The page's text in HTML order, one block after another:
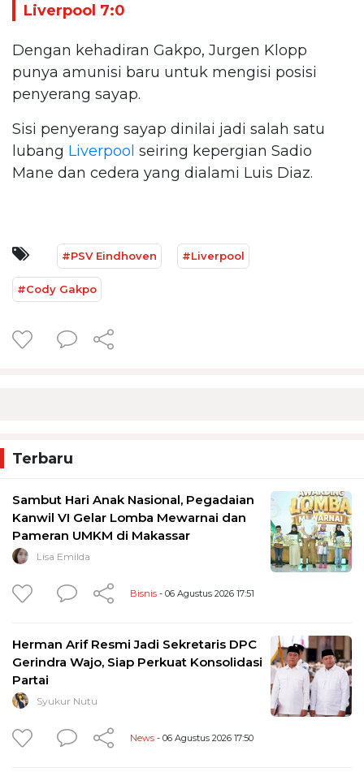
Liverpool 7:0
Dengan kehadiran Gakpo, Jurgen Klopp
punya amunisi baru untuk mengisi posisi
penyerang sayap.
Sisi penyerang sayap dinilai jadi salah satu
lubang Liverpool seiring kepergian Sadio
Mane dan cedera yang dialami Luis Diaz.
#PSV Eindhoven #Liverpool
#Cody Gakpo
Terbaru
Sambut Hari Anak Nasional, Pegadaian
Kanwil VI Gelar Lomba Mewarnai dan
Pameran UMKM di Makassar
Lisa Emilda
Bisnis - 06 Agustus 2026 17:51
Herman Arif Resmi Jadi Sekretaris DPC
Gerindra Wajo, Siap Perkuat Konsolidasi
Partai
Syukur Nutu
News - 06 Agustus 2026 17:50